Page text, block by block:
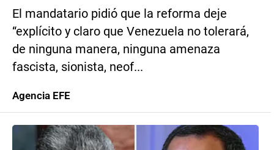
El mandatario pidió que la reforma deje
“explícito y claro que Venezuela no tolerará,
de ninguna manera, ninguna amenaza
fascista, sionista, neof...
Agencia EFE